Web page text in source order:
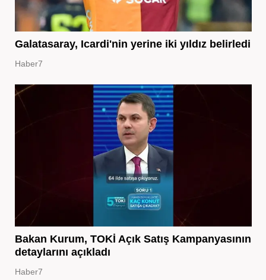
Galatasaray, Icardi'nin yerine iki yıldız belirledi
Haber7
Bakan Kurum, TOKİ Açık Satış Kampanyasının
detaylarını açıkladı
Haber7